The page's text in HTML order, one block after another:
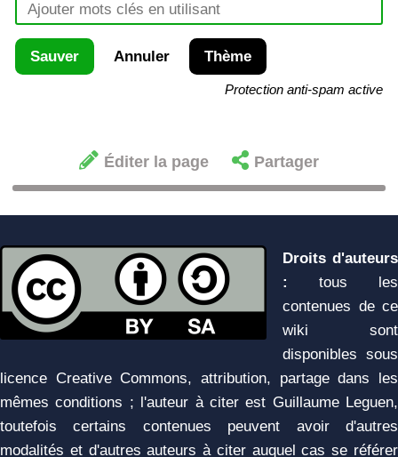
Sauver Annuler Thème
Protection anti-spam active
Éditer la page Partager
Droits d'auteurs
:
tous les
contenues de ce
wiki sont
disponibles sous
licence Creative Commons, attribution, partage dans les
mêmes conditions ; l'auteur à citer est Guillaume Leguen,
toutefois certains contenues peuvent avoir d'autres
modalités et d'autres auteurs à citer auquel cas se référer